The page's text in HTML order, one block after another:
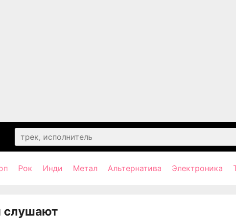
Рок Инди Метал Альтернатива Электроника
слушают